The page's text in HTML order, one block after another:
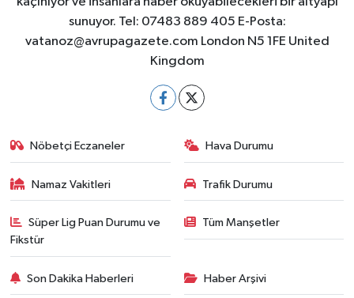
sunuyor. Tel: 07483 889 405 E-Posta:
vatanoz@avrupagazete.com London N5 1FE United
Kingdom
Nöbetçi Eczaneler Hava Durumu
Namaz Vakitleri Trafik Durumu
Süper Lig Puan Durumu ve
Fikstür
Tüm Manşetler
Son Dakika Haberleri Haber Arşivi